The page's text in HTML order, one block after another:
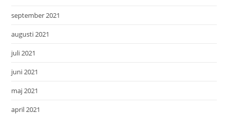
september 2021
augusti 2021
juli 2021
juni 2021
maj 2021
april 2021